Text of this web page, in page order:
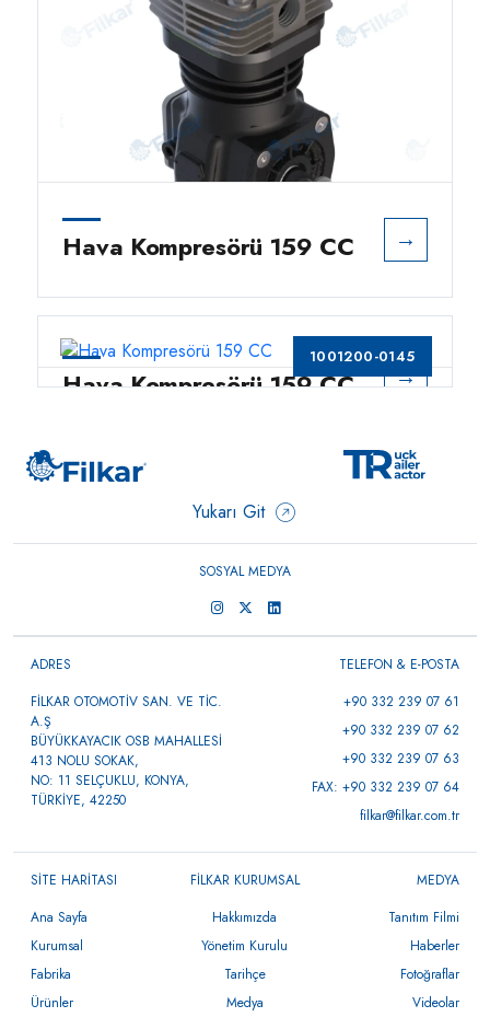
Hava Kompresörü 159 CC →
1001200-0145
Hava Kompresörü 159 CC →
Yukarı Git
SOSYAL MEDYA
ADRES
FİLKAR OTOMOTİV SAN. VE TİC.
A.Ş
BÜYÜKKAYACIK OSB MAHALLESİ
413 NOLU SOKAK,
NO: 11 SELÇUKLU, KONYA,
TÜRKİYE, 42250
TELEFON & E-POSTA
+90 332 239 07 61
+90 332 239 07 62
+90 332 239 07 63
FAX: +90 332 239 07 64
filkar@filkar.com.tr
SİTE HARİTASI
Ana Sayfa
Kurumsal
Fabrika
Ürünler
FİLKAR KURUMSAL
Hakkımızda
Yönetim Kurulu
Tarihçe
Medya
MEDYA
Tanıtım Filmi
Haberler
Fotoğraflar
Videolar